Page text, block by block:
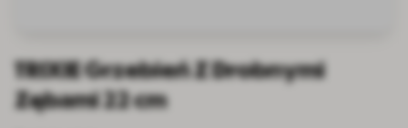
TRIXIE Grzebień Z Drobnymi
Zębami 22 cm